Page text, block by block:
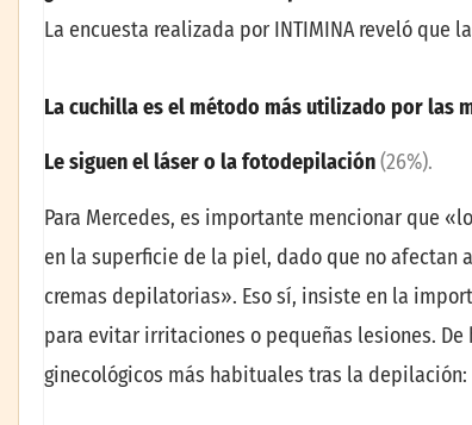
La encuesta realizada por INTIMINA reveló que
Lacuchilla es el método más utilizado por las
Le siguenel lásero la fotodepilación(26%).
Para Mercedes, es importante mencionar que
en la superficie de la piel, dado que no afectan
cremas depilatorias». Eso sí, insiste en la
para evitar irritaciones o pequeñas lesiones.
ginecológicos más habituales tras la depilación: